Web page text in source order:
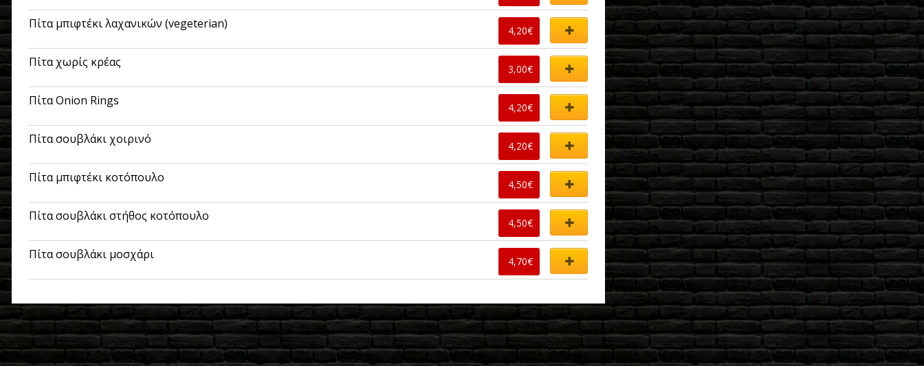
Πίτα μπιφτέκι λαχανικών (vegeterian) 4,20€
Πίτα χωρίς κρέας 3,00€
Πίτα Onion Rings 4,20€
Πίτα σουβλάκι χοιρινό 4,20€
Πίτα μπιφτέκι κοτόπουλο 4,50€
Πίτα σουβλάκι στήθος κοτόπουλο 4,50€
Πίτα σουβλάκι μοσχάρι 4,70€